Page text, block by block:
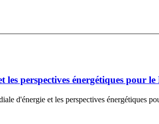
les perspectives énergétiques pour
d'énergie et les perspectives énergétiques